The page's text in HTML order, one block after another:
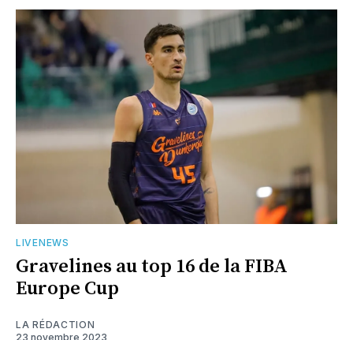
LIVENEWS
Gravelines au top 16 de la FIBA
Europe Cup
LA RÉDACTION
23 novembre 2023